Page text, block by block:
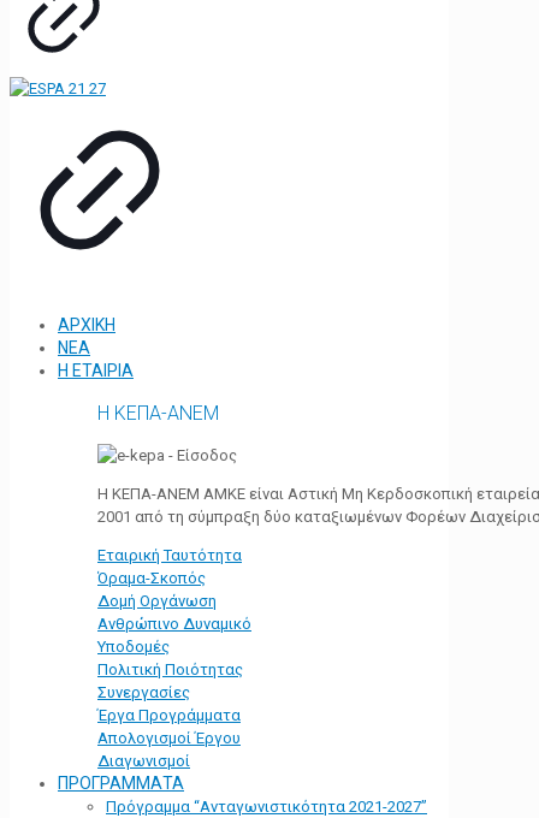
ΑΡΧΙΚΗ
ΝΕΑ
Η ΕΤΑΙΡΙΑ
Η ΚΕΠΑ-ΑΝΕΜ
Η ΚΕΠΑ-ΑΝΕΜ ΑΜΚΕ είναι Αστική Μη Κερδοσκοπική
2001 από τη σύμπραξη δύο καταξιωμένων Φορέων
Εταιρική Ταυτότητα
Όραμα-Σκοπός
Δομή Οργάνωση
Ανθρώπινο Δυναμικό
Υποδομές
Πολιτική Ποιότητας
Συνεργασίες
Έργα Προγράμματα
Απολογισμοί Έργου
Διαγωνισμοί
ΠΡΟΓΡΑΜΜΑΤΑ
Πρόγραμμα “Ανταγωνιστικότητα 2021-2027”